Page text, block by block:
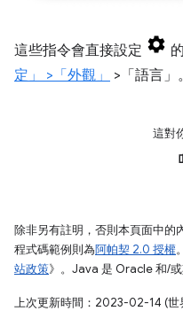
這些指令會直接設定
定」
>「外觀」 >「語言」。
這對
除非另有註明，否則本頁面中的
程式碼範例則為阿帕契 2.0 授權
站政策》。Java 是 Oracle 和/或
上次更新時間：2023-02-14 (世